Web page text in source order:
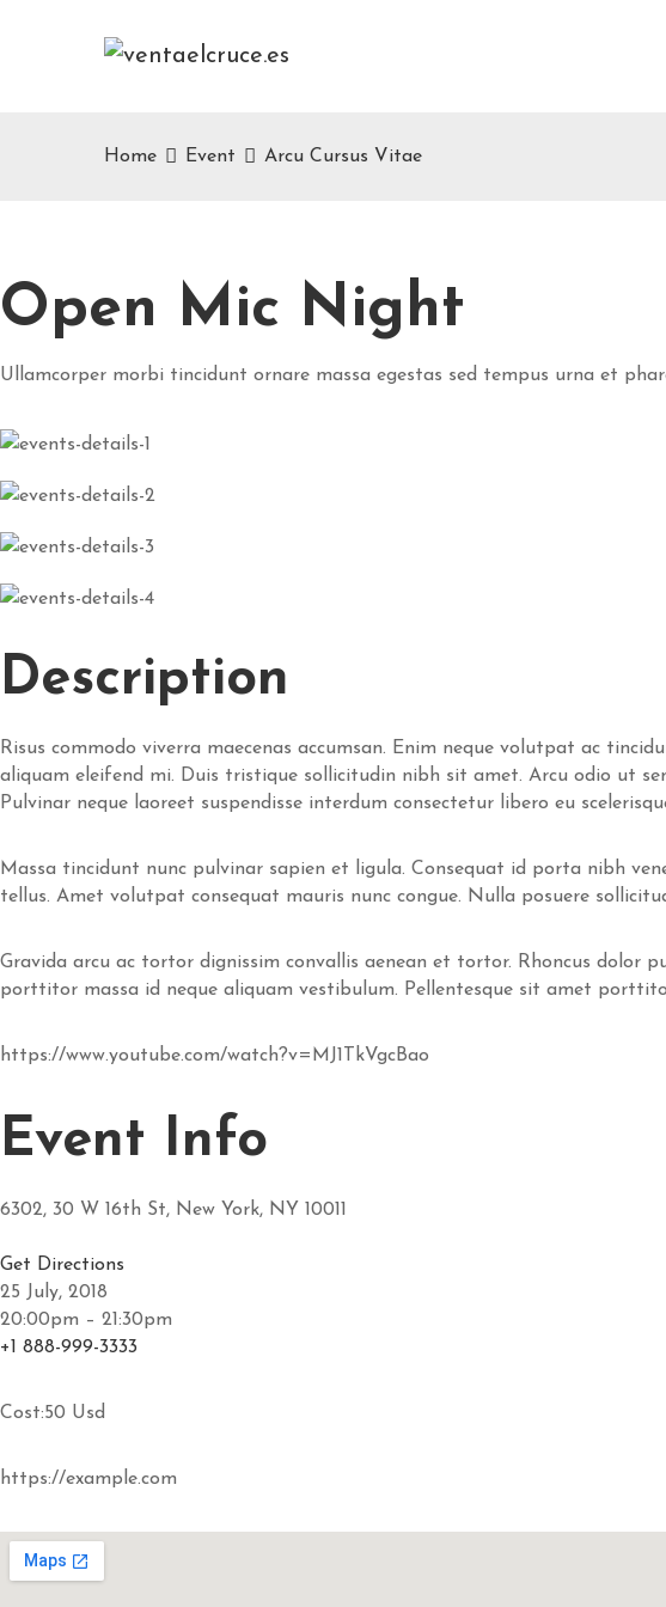
Home Event Arcu Cursus Vitae
Open Mic Night
Ullamcorper morbi tincidunt ornare massa egestas sed tempus urna et
Description
Risus commodo viverra maecenas accumsan. Enim neque volutpat ac
aliquam eleifend mi. Duis tristique sollicitudin nibh sit amet. Arcu odio ut
Pulvinar neque laoreet suspendisse interdum consectetur libero eu
Massa tincidunt nunc pulvinar sapien et ligula. Consequat id porta nibh
tellus. Amet volutpat consequat mauris nunc congue. Nulla posuere
Gravida arcu ac tortor dignissim convallis aenean et tortor. Rhoncus dolor
porttitor massa id neque aliquam vestibulum. Pellentesque sit amet
https://www.youtube.com/watch?v=MJ1TkVgcBao
Event Info
6302, 30 W 16th St, New York, NY 10011
Get Directions
25 July, 2018
20:00pm – 21:30pm
+1 888-999-3333
Cost:50 Usd
https://example.com